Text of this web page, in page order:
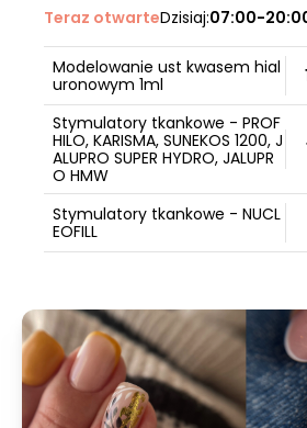
Teraz otwarteDzisiaj:07:00-
Modelowanie ust kwasem hial
uronowym 1ml
Stymulatory tkankowe - PROF
HILO, KARISMA, SUNEKOS 1200, J
ALUPRO SUPER HYDRO, JALUPR
O HMW
Stymulatory tkankowe - NUCL
EOFILL